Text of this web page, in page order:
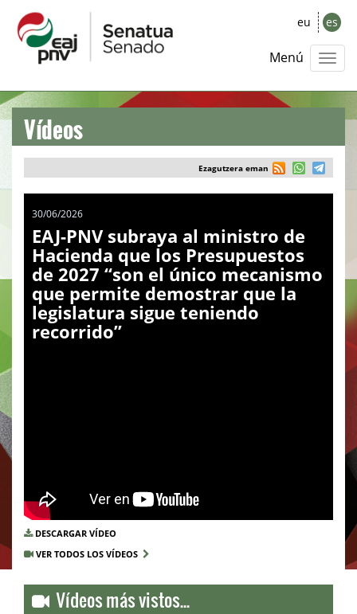
eu es
Menú
Vídeos
Ezagutzera eman
30/06/2026
EAJ-PNV subraya al ministro de
Hacienda que los Presupuestos
de 2027 “son el único mecanismo
que permite demostrar que la
legislatura sigue teniendo
recorrido”
DESCARGAR VÍDEO
VER TODOS LOS VÍDEOS
Vídeos más vistos...